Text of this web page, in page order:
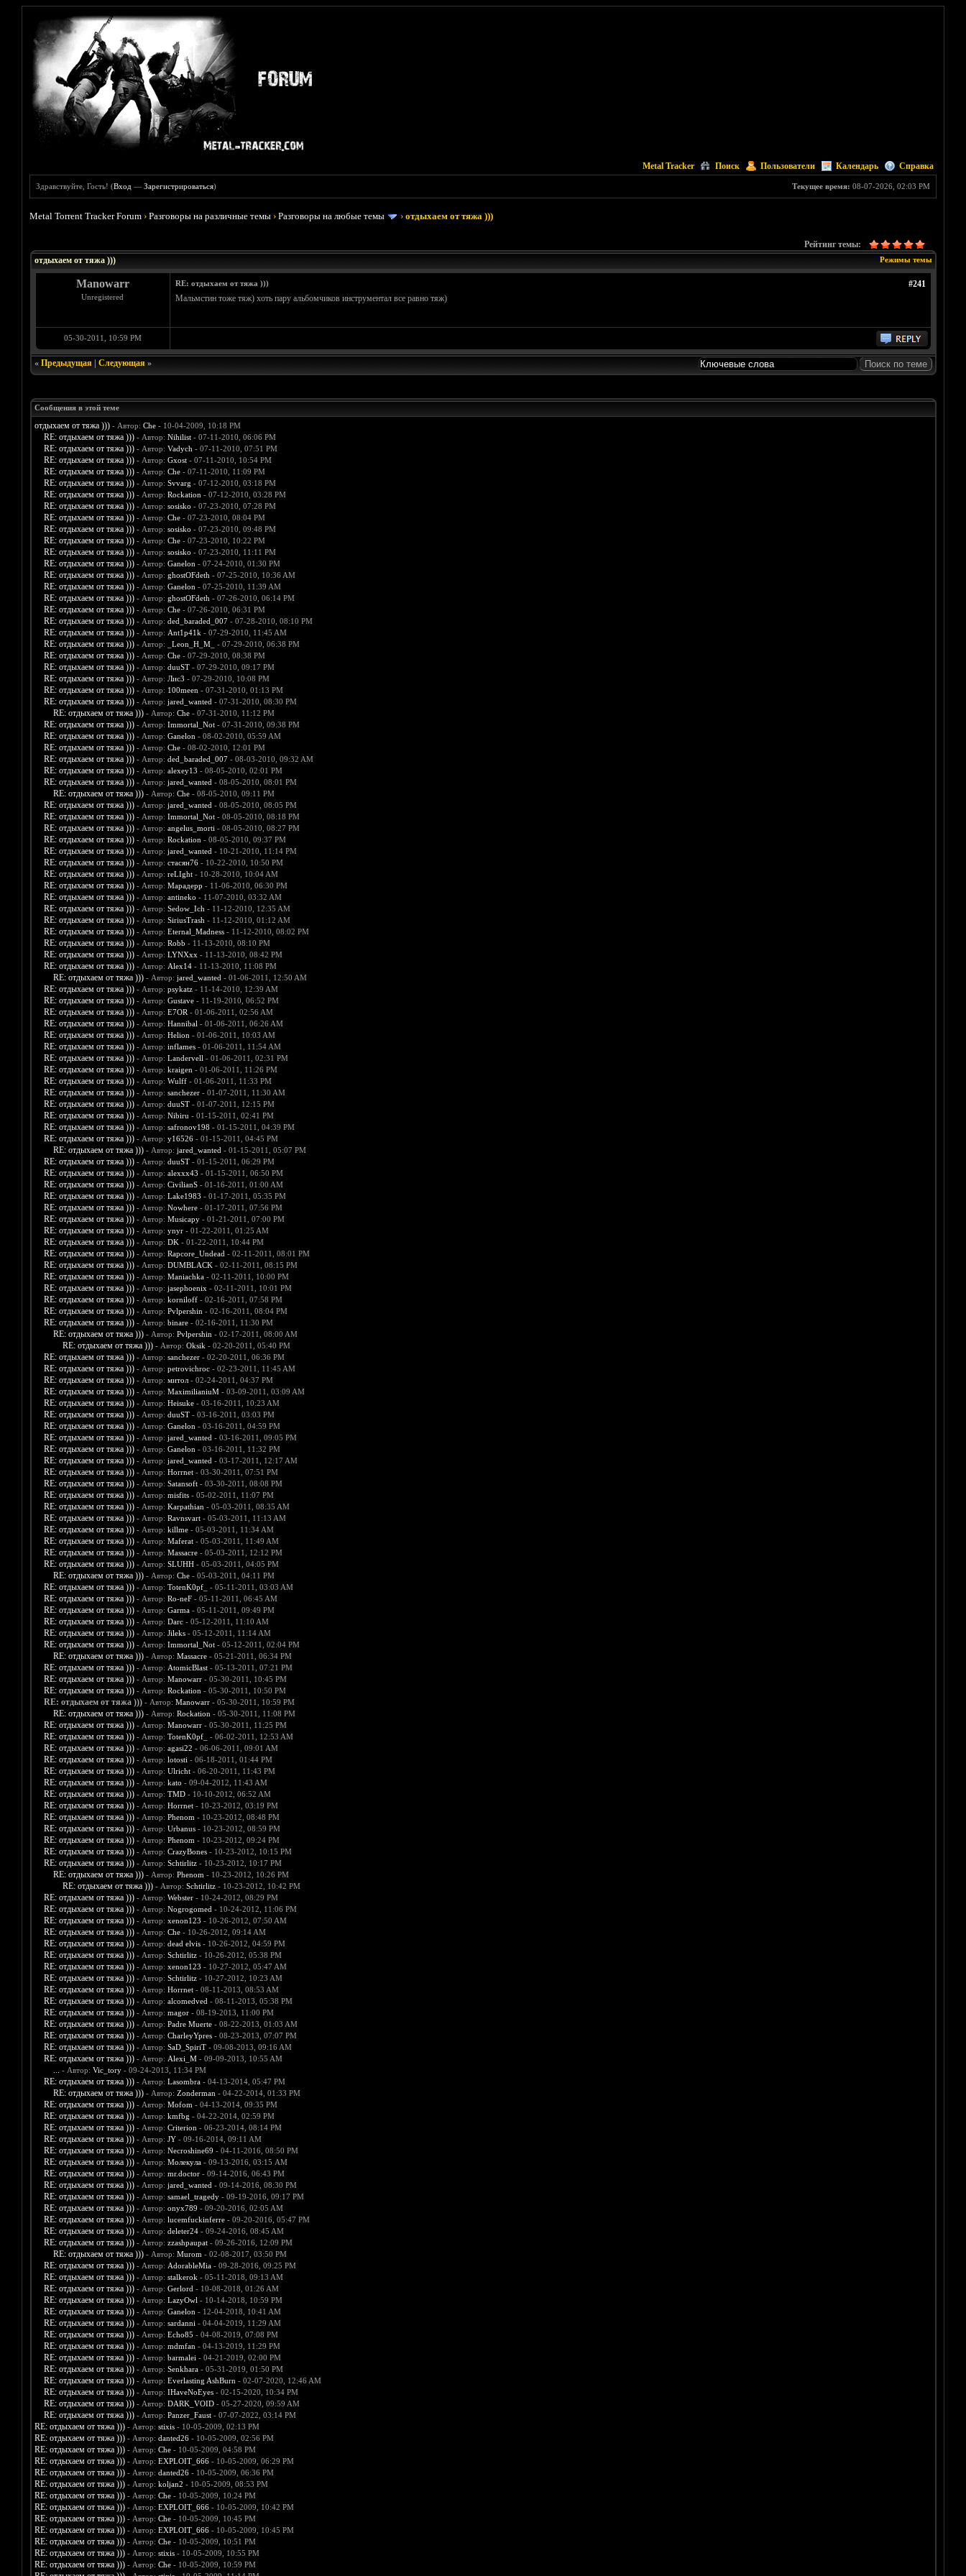
Metal Tracker Поиск Пользователи Календарь Справка
Текущее время: 08-07-2026, 02:03 PM
Здравствуйте, Гость! (Вход —Зарегистрироваться)
Metal Torrent Tracker Forum ›Разговоры на различные темы ›Разговоры на любые темы ›отдыхаем от тяжа )))
Рейтинг темы:
Режимы темы
отдыхаем от тяжа )))
Manowarr
Unregistered
#241
RE: отдыхаем от тяжа )))
Мальмстин тоже тяж) хоть пару альбомчиков инструментал все равно тяж)
05-30-2011, 10:59 PM
« Предыдущая| Следующая»
Сообщения в этой теме
отдыхаем от тяжа ))) - Автор: Che- 10-04-2009, 10:18 PM
RE: отдыхаем от тяжа ))) - Автор: Nihilist- 07-11-2010, 06:06 PM
RE: отдыхаем от тяжа ))) - Автор: Vadych - 07-11-2010, 07:51 PM
RE: отдыхаем от тяжа ))) - Автор: Gxost- 07-11-2010, 10:54 PM
RE: отдыхаем от тяжа ))) - Автор: Che- 07-11-2010, 11:09 PM
RE: отдыхаем от тяжа ))) - Автор: Svvarg - 07-12-2010, 03:18 PM
RE: отдыхаем от тяжа ))) - Автор: Rockation - 07-12-2010, 03:28 PM
RE: отдыхаем от тяжа ))) - Автор: sosisko - 07-23-2010, 07:28 PM
RE: отдыхаем от тяжа ))) - Автор: Che- 07-23-2010, 08:04 PM
RE: отдыхаем от тяжа ))) - Автор: sosisko - 07-23-2010, 09:48 PM
RE: отдыхаем от тяжа ))) - Автор: Che- 07-23-2010, 10:22 PM
RE: отдыхаем от тяжа ))) - Автор: sosisko - 07-23-2010, 11:11 PM
RE: отдыхаем от тяжа ))) - Автор: Ganelon - 07-24-2010, 01:30 PM
RE: отдыхаем от тяжа ))) - Автор: ghostOFdeth - 07-25-2010, 10:36 AM
RE: отдыхаем от тяжа ))) - Автор: Ganelon - 07-25-2010, 11:39 AM
RE: отдыхаем от тяжа ))) - Автор: ghostOFdeth - 07-26-2010, 06:14 PM
RE: отдыхаем от тяжа ))) - Автор: Che- 07-26-2010, 06:31 PM
RE: отдыхаем от тяжа ))) - Автор: ded_baraded_007- 07-28-2010, 08:10 PM
RE: отдыхаем от тяжа ))) - Автор: Ant1p41k - 07-29-2010, 11:45 AM
RE: отдыхаем от тяжа ))) - Автор: _Leon_H_M_ - 07-29-2010, 06:38 PM
RE: отдыхаем от тяжа ))) - Автор: Che- 07-29-2010, 08:38 PM
RE: отдыхаем от тяжа ))) - Автор: duuST- 07-29-2010, 09:17 PM
RE: отдыхаем от тяжа ))) - Автор: Лис3 - 07-29-2010, 10:08 PM
RE: отдыхаем от тяжа ))) - Автор: 100meen - 07-31-2010, 01:13 PM
RE: отдыхаем от тяжа ))) - Автор: jared_wanted - 07-31-2010, 08:30 PM
RE: отдыхаем от тяжа ))) - Автор: Che- 07-31-2010, 11:12 PM
RE: отдыхаем от тяжа ))) - Автор: Immortal_Not- 07-31-2010, 09:38 PM
RE: отдыхаем от тяжа ))) - Автор: Ganelon - 08-02-2010, 05:59 AM
RE: отдыхаем от тяжа ))) - Автор: Che- 08-02-2010, 12:01 PM
RE: отдыхаем от тяжа ))) - Автор: ded_baraded_007- 08-03-2010, 09:32 AM
RE: отдыхаем от тяжа ))) - Автор: alexey13 - 08-05-2010, 02:01 PM
RE: отдыхаем от тяжа ))) - Автор: jared_wanted - 08-05-2010, 08:01 PM
RE: отдыхаем от тяжа ))) - Автор: Che- 08-05-2010, 09:11 PM
RE: отдыхаем от тяжа ))) - Автор: jared_wanted - 08-05-2010, 08:05 PM
RE: отдыхаем от тяжа ))) - Автор: Immortal_Not- 08-05-2010, 08:18 PM
RE: отдыхаем от тяжа ))) - Автор: angelus_morti - 08-05-2010, 08:27 PM
RE: отдыхаем от тяжа ))) - Автор: Rockation - 08-05-2010, 09:37 PM
RE: отдыхаем от тяжа ))) - Автор: jared_wanted - 10-21-2010, 11:14 PM
RE: отдыхаем от тяжа ))) - Автор: стасян76- 10-22-2010, 10:50 PM
RE: отдыхаем от тяжа ))) - Автор: reLIght- 10-28-2010, 10:04 AM
RE: отдыхаем от тяжа ))) - Автор: Марадерр - 11-06-2010, 06:30 PM
RE: отдыхаем от тяжа ))) - Автор: antineko - 11-07-2010, 03:32 AM
RE: отдыхаем от тяжа ))) - Автор: Sedow_Ich - 11-12-2010, 12:35 AM
RE: отдыхаем от тяжа ))) - Автор: SiriusTrash - 11-12-2010, 01:12 AM
RE: отдыхаем от тяжа ))) - Автор: Eternal_Madness- 11-12-2010, 08:02 PM
RE: отдыхаем от тяжа ))) - Автор: Robb - 11-13-2010, 08:10 PM
RE: отдыхаем от тяжа ))) - Автор: LYNXxx - 11-13-2010, 08:42 PM
RE: отдыхаем от тяжа ))) - Автор: Alex14- 11-13-2010, 11:08 PM
RE: отдыхаем от тяжа ))) - Автор: jared_wanted - 01-06-2011, 12:50 AM
RE: отдыхаем от тяжа ))) - Автор: psykatz- 11-14-2010, 12:39 AM
RE: отдыхаем от тяжа ))) - Автор: Gustave- 11-19-2010, 06:52 PM
RE: отдыхаем от тяжа ))) - Автор: E7OR - 01-06-2011, 02:56 AM
RE: отдыхаем от тяжа ))) - Автор: Hannibal - 01-06-2011, 06:26 AM
RE: отдыхаем от тяжа ))) - Автор: Helion - 01-06-2011, 10:03 AM
RE: отдыхаем от тяжа ))) - Автор: inflames- 01-06-2011, 11:54 AM
RE: отдыхаем от тяжа ))) - Автор: Landervell - 01-06-2011, 02:31 PM
RE: отдыхаем от тяжа ))) - Автор: kraigen - 01-06-2011, 11:26 PM
RE: отдыхаем от тяжа ))) - Автор: Wulff- 01-06-2011, 11:33 PM
RE: отдыхаем от тяжа ))) - Автор: sanchezer- 01-07-2011, 11:30 AM
RE: отдыхаем от тяжа ))) - Автор: duuST- 01-07-2011, 12:15 PM
RE: отдыхаем от тяжа ))) - Автор: Nibiru - 01-15-2011, 02:41 PM
RE: отдыхаем от тяжа ))) - Автор: safronov198 - 01-15-2011, 04:39 PM
RE: отдыхаем от тяжа ))) - Автор: y16526- 01-15-2011, 04:45 PM
RE: отдыхаем от тяжа ))) - Автор: jared_wanted - 01-15-2011, 05:07 PM
RE: отдыхаем от тяжа ))) - Автор: duuST- 01-15-2011, 06:29 PM
RE: отдыхаем от тяжа ))) - Автор: alexxx43 - 01-15-2011, 06:50 PM
RE: отдыхаем от тяжа ))) - Автор: CivilianS- 01-16-2011, 01:00 AM
RE: отдыхаем от тяжа ))) - Автор: Lake1983 - 01-17-2011, 05:35 PM
RE: отдыхаем от тяжа ))) - Автор: Nowhere- 01-17-2011, 07:56 PM
RE: отдыхаем от тяжа ))) - Автор: Musicapy- 01-21-2011, 07:00 PM
RE: отдыхаем от тяжа ))) - Автор: ynyr- 01-22-2011, 01:25 AM
RE: отдыхаем от тяжа ))) - Автор: DK- 01-22-2011, 10:44 PM
RE: отдыхаем от тяжа ))) - Автор: Rapcore_Undead - 02-11-2011, 08:01 PM
RE: отдыхаем от тяжа ))) - Автор: DUMBLACK- 02-11-2011, 08:15 PM
RE: отдыхаем от тяжа ))) - Автор: Maniachka- 02-11-2011, 10:00 PM
RE: отдыхаем от тяжа ))) - Автор: jasephoenix - 02-11-2011, 10:01 PM
RE: отдыхаем от тяжа ))) - Автор: korniloff- 02-16-2011, 07:58 PM
RE: отдыхаем от тяжа ))) - Автор: Pvlpershin - 02-16-2011, 08:04 PM
RE: отдыхаем от тяжа ))) - Автор: binare- 02-16-2011, 11:30 PM
RE: отдыхаем от тяжа ))) - Автор: Pvlpershin - 02-17-2011, 08:00 AM
RE: отдыхаем от тяжа ))) - Автор: Oksik - 02-20-2011, 05:40 PM
RE: отдыхаем от тяжа ))) - Автор: sanchezer- 02-20-2011, 06:36 PM
RE: отдыхаем от тяжа ))) - Автор: petrovichroc- 02-23-2011, 11:45 AM
RE: отдыхаем от тяжа ))) - Автор: митол- 02-24-2011, 04:37 PM
RE: отдыхаем от тяжа ))) - Автор: MaximilianiuM- 03-09-2011, 03:09 AM
RE: отдыхаем от тяжа ))) - Автор: Heisuke- 03-16-2011, 10:23 AM
RE: отдыхаем от тяжа ))) - Автор: duuST- 03-16-2011, 03:03 PM
RE: отдыхаем от тяжа ))) - Автор: Ganelon - 03-16-2011, 04:59 PM
RE: отдыхаем от тяжа ))) - Автор: jared_wanted - 03-16-2011, 09:05 PM
RE: отдыхаем от тяжа ))) - Автор: Ganelon - 03-16-2011, 11:32 PM
RE: отдыхаем от тяжа ))) - Автор: jared_wanted - 03-17-2011, 12:17 AM
RE: отдыхаем от тяжа ))) - Автор: Horrnet- 03-30-2011, 07:51 PM
RE: отдыхаем от тяжа ))) - Автор: Satansoft- 03-30-2011, 08:08 PM
RE: отдыхаем от тяжа ))) - Автор: misfits- 05-02-2011, 11:07 PM
RE: отдыхаем от тяжа ))) - Автор: Karpathian - 05-03-2011, 08:35 AM
RE: отдыхаем от тяжа ))) - Автор: Ravnsvart- 05-03-2011, 11:13 AM
RE: отдыхаем от тяжа ))) - Автор: killme- 05-03-2011, 11:34 AM
RE: отдыхаем от тяжа ))) - Автор: Maferat- 05-03-2011, 11:49 AM
RE: отдыхаем от тяжа ))) - Автор: Massacre- 05-03-2011, 12:12 PM
RE: отдыхаем от тяжа ))) - Автор: SLUHH- 05-03-2011, 04:05 PM
RE: отдыхаем от тяжа ))) - Автор: Che- 05-03-2011, 04:11 PM
RE: отдыхаем от тяжа ))) - Автор: TotenK0pf_ - 05-11-2011, 03:03 AM
RE: отдыхаем от тяжа ))) - Автор: Ro-neF- 05-11-2011, 06:45 AM
RE: отдыхаем от тяжа ))) - Автор: Garma- 05-11-2011, 09:49 PM
RE: отдыхаем от тяжа ))) - Автор: Darc- 05-12-2011, 11:10 AM
RE: отдыхаем от тяжа ))) - Автор: Jileks- 05-12-2011, 11:14 AM
RE: отдыхаем от тяжа ))) - Автор: Immortal_Not- 05-12-2011, 02:04 PM
RE: отдыхаем от тяжа ))) - Автор: Massacre- 05-21-2011, 06:34 PM
RE: отдыхаем от тяжа ))) - Автор: AtomicBlast- 05-13-2011, 07:21 PM
RE: отдыхаем от тяжа ))) - Автор: Manowarr- 05-30-2011, 10:45 PM
RE: отдыхаем от тяжа ))) - Автор: Rockation - 05-30-2011, 10:50 PM
RE: отдыхаем от тяжа ))) - Автор: Manowarr- 05-30-2011, 10:59 PM
RE: отдыхаем от тяжа ))) - Автор: Rockation - 05-30-2011, 11:08 PM
RE: отдыхаем от тяжа ))) - Автор: Manowarr- 05-30-2011, 11:25 PM
RE: отдыхаем от тяжа ))) - Автор: TotenK0pf_ - 06-02-2011, 12:53 AM
RE: отдыхаем от тяжа ))) - Автор: agasi22 - 06-06-2011, 09:01 AM
RE: отдыхаем от тяжа ))) - Автор: lotosti - 06-18-2011, 01:44 PM
RE: отдыхаем от тяжа ))) - Автор: Ulricht- 06-20-2011, 11:43 PM
RE: отдыхаем от тяжа ))) - Автор: kato - 09-04-2012, 11:43 AM
RE: отдыхаем от тяжа ))) - Автор: TMD- 10-10-2012, 06:52 AM
RE: отдыхаем от тяжа ))) - Автор: Horrnet- 10-23-2012, 03:19 PM
RE: отдыхаем от тяжа ))) - Автор: Phenom - 10-23-2012, 08:48 PM
RE: отдыхаем от тяжа ))) - Автор: Urbanus- 10-23-2012, 08:59 PM
RE: отдыхаем от тяжа ))) - Автор: Phenom - 10-23-2012, 09:24 PM
RE: отдыхаем от тяжа ))) - Автор: CrazyBones- 10-23-2012, 10:15 PM
RE: отдыхаем от тяжа ))) - Автор: Schtirlitz- 10-23-2012, 10:17 PM
RE: отдыхаем от тяжа ))) - Автор: Phenom - 10-23-2012, 10:26 PM
RE: отдыхаем от тяжа ))) - Автор: Schtirlitz- 10-23-2012, 10:42 PM
RE: отдыхаем от тяжа ))) - Автор: Webster- 10-24-2012, 08:29 PM
RE: отдыхаем от тяжа ))) - Автор: Nogrogomed - 10-24-2012, 11:06 PM
RE: отдыхаем от тяжа ))) - Автор: xenon123 - 10-26-2012, 07:50 AM
RE: отдыхаем от тяжа ))) - Автор: Che- 10-26-2012, 09:14 AM
RE: отдыхаем от тяжа ))) - Автор: dead elvis- 10-26-2012, 04:59 PM
RE: отдыхаем от тяжа ))) - Автор: Schtirlitz- 10-26-2012, 05:38 PM
RE: отдыхаем от тяжа ))) - Автор: xenon123 - 10-27-2012, 05:47 AM
RE: отдыхаем от тяжа ))) - Автор: Schtirlitz- 10-27-2012, 10:23 AM
RE: отдыхаем от тяжа ))) - Автор: Horrnet- 08-11-2013, 08:53 AM
RE: отдыхаем от тяжа ))) - Автор: alcomedved - 08-11-2013, 05:38 PM
RE: отдыхаем от тяжа ))) - Автор: magor- 08-19-2013, 11:00 PM
RE: отдыхаем от тяжа ))) - Автор: Padre Muerte- 08-22-2013, 01:03 AM
RE: отдыхаем от тяжа ))) - Автор: CharleyYpres- 08-23-2013, 07:07 PM
RE: отдыхаем от тяжа ))) - Автор: SaD_SpiriT- 09-08-2013, 09:16 AM
RE: отдыхаем от тяжа ))) - Автор: Alexi_M- 09-09-2013, 10:55 AM
... - Автор: Vic_tory- 09-24-2013, 11:34 PM
RE: отдыхаем от тяжа ))) - Автор: Lasombra- 04-13-2014, 05:47 PM
RE: отдыхаем от тяжа ))) - Автор: Zonderman - 04-22-2014, 01:33 PM
RE: отдыхаем от тяжа ))) - Автор: Mofom - 04-13-2014, 09:35 PM
RE: отдыхаем от тяжа ))) - Автор: kmfbg - 04-22-2014, 02:59 PM
RE: отдыхаем от тяжа ))) - Автор: Criterion - 06-23-2014, 08:14 PM
RE: отдыхаем от тяжа ))) - Автор: JY- 09-16-2014, 09:11 AM
RE: отдыхаем от тяжа ))) - Автор: Necroshine69 - 04-11-2016, 08:50 PM
RE: отдыхаем от тяжа ))) - Автор: Молекула- 09-13-2016, 03:15 AM
RE: отдыхаем от тяжа ))) - Автор: mr.doctor- 09-14-2016, 06:43 PM
RE: отдыхаем от тяжа ))) - Автор: jared_wanted - 09-14-2016, 08:30 PM
RE: отдыхаем от тяжа ))) - Автор: samael_tragedy- 09-19-2016, 09:17 PM
RE: отдыхаем от тяжа ))) - Автор: onyx789 - 09-20-2016, 02:05 AM
RE: отдыхаем от тяжа ))) - Автор: lucemfuckinferre- 09-20-2016, 05:47 PM
RE: отдыхаем от тяжа ))) - Автор: deleter24- 09-24-2016, 08:45 AM
RE: отдыхаем от тяжа ))) - Автор: zzashpaupat- 09-26-2016, 12:09 PM
RE: отдыхаем от тяжа ))) - Автор: Murom - 02-08-2017, 03:50 PM
RE: отдыхаем от тяжа ))) - Автор: AdorableMia- 09-28-2016, 09:25 PM
RE: отдыхаем от тяжа ))) - Автор: stalkerok - 05-11-2018, 09:13 AM
RE: отдыхаем от тяжа ))) - Автор: Gerlord - 10-08-2018, 01:26 AM
RE: отдыхаем от тяжа ))) - Автор: LazyOwl - 10-14-2018, 10:59 PM
RE: отдыхаем от тяжа ))) - Автор: Ganelon - 12-04-2018, 10:41 AM
RE: отдыхаем от тяжа ))) - Автор: sardanni - 04-04-2019, 11:29 AM
RE: отдыхаем от тяжа ))) - Автор: Echo85 - 04-08-2019, 07:08 PM
RE: отдыхаем от тяжа ))) - Автор: mdmfan - 04-13-2019, 11:29 PM
RE: отдыхаем от тяжа ))) - Автор: barmalei - 04-21-2019, 02:00 PM
RE: отдыхаем от тяжа ))) - Автор: Senkhara- 05-31-2019, 01:50 PM
RE: отдыхаем от тяжа ))) - Автор: Everlasting AshBurn - 02-07-2020, 12:46 AM
RE: отдыхаем от тяжа ))) - Автор: IHaveNoEyes- 02-15-2020, 10:34 PM
RE: отдыхаем от тяжа ))) - Автор: DARK_VOID- 05-27-2020, 09:59 AM
RE: отдыхаем от тяжа ))) - Автор: Panzer_Faust- 07-07-2022, 03:14 PM
RE: отдыхаем от тяжа ))) - Автор: stixis- 10-05-2009, 02:13 PM
RE: отдыхаем от тяжа ))) - Автор: danted26- 10-05-2009, 02:56 PM
RE: отдыхаем от тяжа ))) - Автор: Che- 10-05-2009, 04:58 PM
RE: отдыхаем от тяжа ))) - Автор: EXPLOIT_666- 10-05-2009, 06:29 PM
RE: отдыхаем от тяжа ))) - Автор: danted26- 10-05-2009, 06:36 PM
RE: отдыхаем от тяжа ))) - Автор: koljan2 - 10-05-2009, 08:53 PM
RE: отдыхаем от тяжа ))) - Автор: Che- 10-05-2009, 10:24 PM
RE: отдыхаем от тяжа ))) - Автор: EXPLOIT_666- 10-05-2009, 10:42 PM
RE: отдыхаем от тяжа ))) - Автор: Che- 10-05-2009, 10:45 PM
RE: отдыхаем от тяжа ))) - Автор: EXPLOIT_666- 10-05-2009, 10:45 PM
RE: отдыхаем от тяжа ))) - Автор: Che- 10-05-2009, 10:51 PM
RE: отдыхаем от тяжа ))) - Автор: stixis- 10-05-2009, 10:55 PM
RE: отдыхаем от тяжа ))) - Автор: Che- 10-05-2009, 10:59 PM